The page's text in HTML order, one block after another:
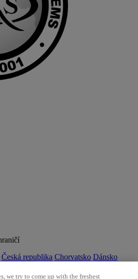
Česká republika Chorvatsko Dánsko
Norsko Polsko Portugalsko
we try to come up with the freshest